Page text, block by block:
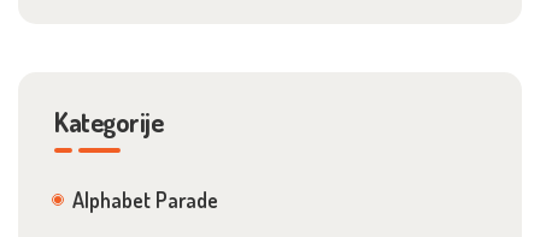
Kategorije
Alphabet Parade